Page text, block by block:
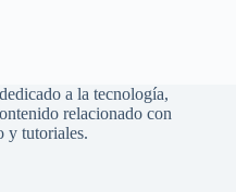
a la tecnología,
relacionado con
y tutoriales.